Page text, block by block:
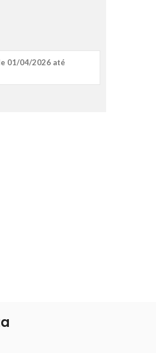
01/04/2026 até